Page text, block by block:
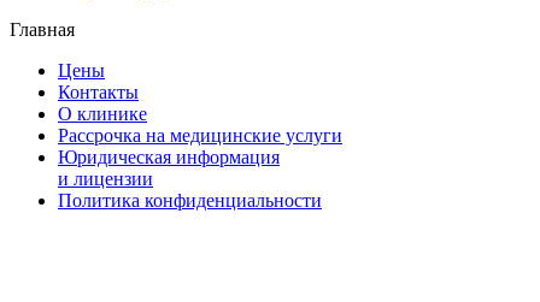
Главная
Цены
Контакты
О клинике
Рассрочка на медицинские услуги
Юридическая информация
и лицензии
Политика конфиденциальности